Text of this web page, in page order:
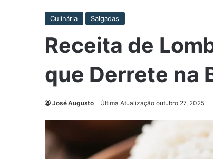
Culinária Salgadas
Receita de
que Derrete na
José Augusto Última Atualização outubro 27, 2025